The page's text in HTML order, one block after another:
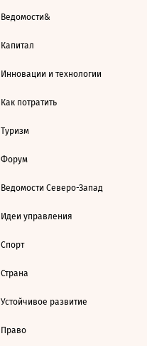
Ведомости&
Капитал
Инновации и технологии
Как потратить
Туризм
Форум
Ведомости Северо-Запад
Идеи управления
Спорт
Страна
Устойчивое развитие
Право